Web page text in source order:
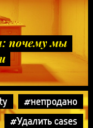
почему мы
#непродано
#Удалить cases